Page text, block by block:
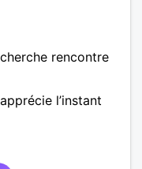
rencontre
l’instant